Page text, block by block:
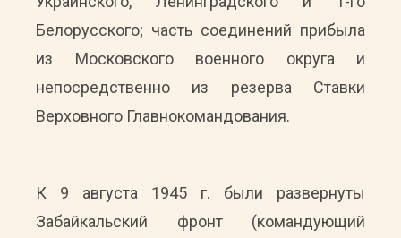
Белорусского; часть соединений прибыла
из Московского военного округа и
непосредственно из резерва Ставки
Верховного Главнокомандования.
К 9 августа 1945 г. были развернуты
Забайкальский фронт (командующий